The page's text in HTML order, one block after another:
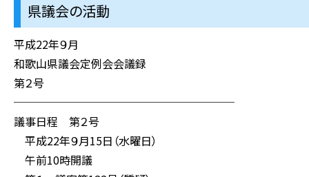
県議会の活動
平成22年９月
和歌山県議会定例会会議録
第２号
────────────────────
議事日程 第２号
平成22年９月15日（水曜日）
午前10時開議